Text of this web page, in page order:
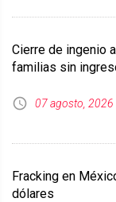
Cierre de ingenio
familias sin
07 agosto, 2026
Fracking en
dólares